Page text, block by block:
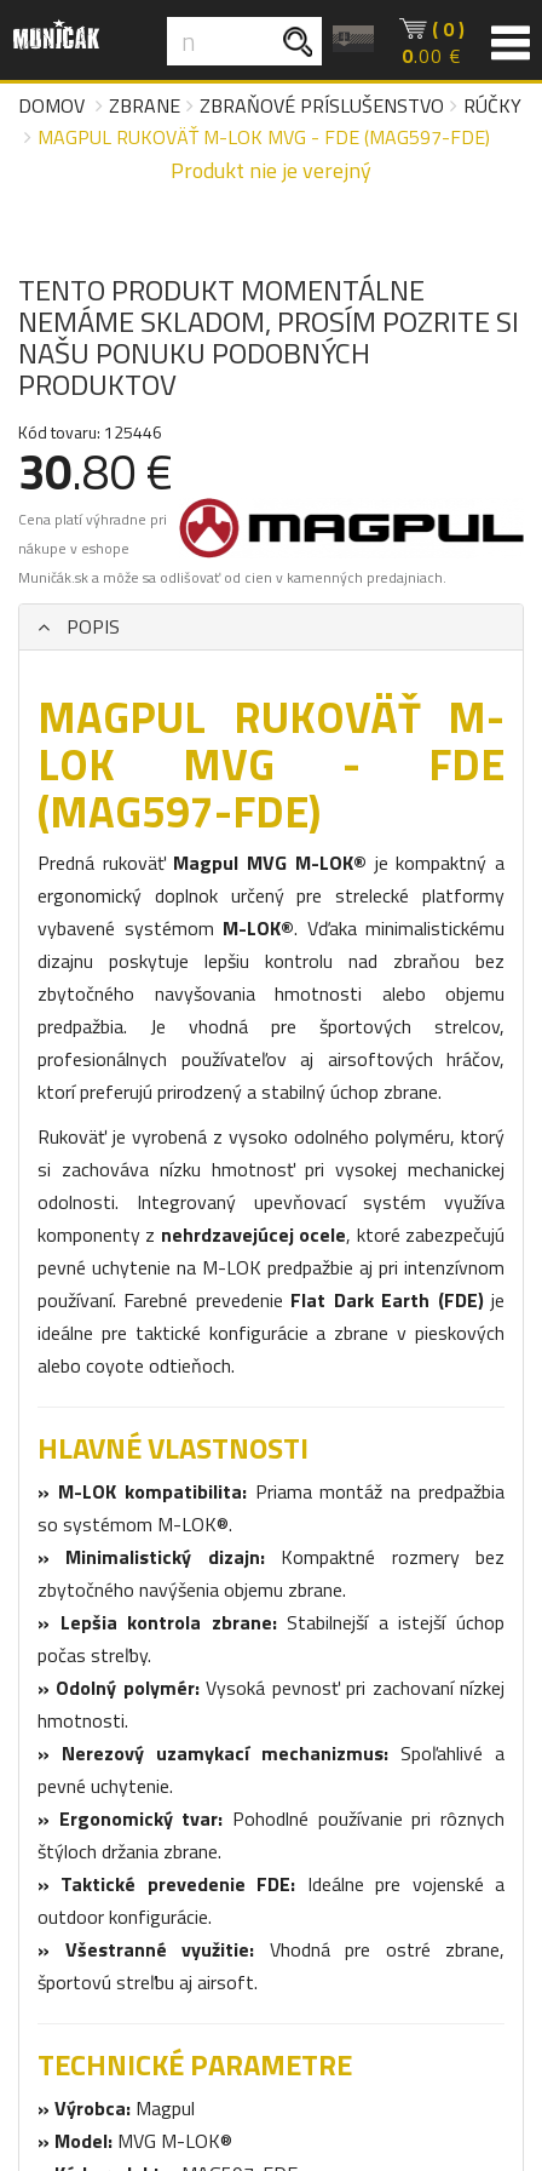
( 0 )
0.00 €
DOMOV
ZBRANE ZBRAŇOVÉ PRÍSLUŠENSTVO
RÚČKY
MAGPUL RUKOVÄŤ M-LOK MVG - FDE (MAG597-FDE)
Produkt nie je verejný
TENTO PRODUKT MOMENTÁLNE
NEMÁME SKLADOM, PROSÍM POZRITE SI
NAŠU PONUKU PODOBNÝCH
PRODUKTOV
Kód tovaru: 125446
30.80 €
Cena platí výhradne pri
nákupe v eshope
Muničák.sk a môže sa odlišovať od cien v kamenných predajniach.
POPIS
MAGPUL RUKOVÄŤ M-
LOK MVG - FDE
(MAG597-FDE)
Predná rukoväť Magpul MVG M-LOK® je kompaktný a
ergonomický doplnok určený pre strelecké platformy
vybavené systémom M-LOK®. Vďaka minimalistickému
dizajnu poskytuje lepšiu kontrolu nad zbraňou bez
zbytočného navyšovania hmotnosti alebo objemu
predpažbia. Je vhodná pre športových strelcov,
profesionálnych používateľov aj airsoftových hráčov,
ktorí preferujú prirodzený a stabilný úchop zbrane.
Rukoväť je vyrobená z vysoko odolného polyméru, ktorý
si zachováva nízku hmotnosť pri vysokej mechanickej
odolnosti. Integrovaný upevňovací systém využíva
komponenty z nehrdzavejúcej ocele, ktoré zabezpečujú
pevné uchytenie na M-LOK predpažbie aj pri intenzívnom
používaní. Farebné prevedenie Flat Dark Earth (FDE)je
ideálne pre taktické konfigurácie a zbrane v pieskových
alebo coyote odtieňoch.
HLAVNÉ VLASTNOSTI
» M-LOK kompatibilita:Priama montáž na predpažbia
so systémom M-LOK®.
» Minimalistický dizajn:Kompaktné rozmery bez
zbytočného navýšenia objemu zbrane.
» Lepšia kontrola zbrane:Stabilnejší a istejší úchop
počas streľby.
» Odolný polymér:Vysoká pevnosť pri zachovaní nízkej
hmotnosti.
» Nerezový uzamykací mechanizmus: Spoľahlivé a
pevné uchytenie.
» Ergonomický tvar: Pohodlné používanie pri rôznych
štýloch držania zbrane.
» Taktické prevedenie FDE: Ideálne pre vojenské a
outdoor konfigurácie.
» Všestranné využitie: Vhodná pre ostré zbrane,
športovú streľbu aj airsoft.
TECHNICKÉ PARAMETRE
» Výrobca: Magpul
» Model: MVG M-LOK®